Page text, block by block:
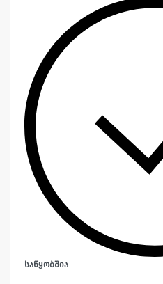
ᲡᲐᲬᲧᲝᲑᲨᲘᲐ